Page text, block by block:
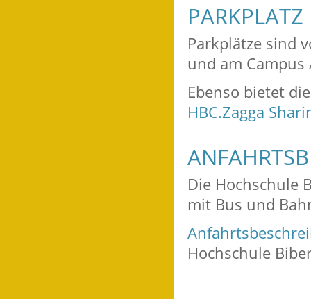
PARKPLATZ
Parkplätze sind
und am Campus
Ebenso bietet
HBC.Zagga
Die Hochschule
mit Bus und
Hochschule